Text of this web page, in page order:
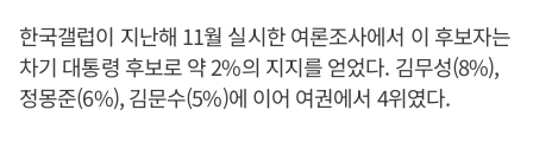
한국갤럽이 지난해 11월 실시한 여론조사에서 이 후보자는
차기 대통령 후보로 약 2%의 지지를 얻었다. 김무성(8%),
정몽준(6%), 김문수(5%)에 이어 여권에서 4위였다.